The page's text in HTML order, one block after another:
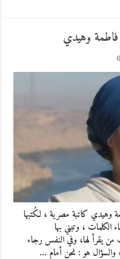
فاطمة وهيدي
0
كاتبة مصرية ، لكُتبها
الكلمات ، وتبني بها
يقرأ لها، وفي النفس رجاء
والسؤال هو : نحن أمام …